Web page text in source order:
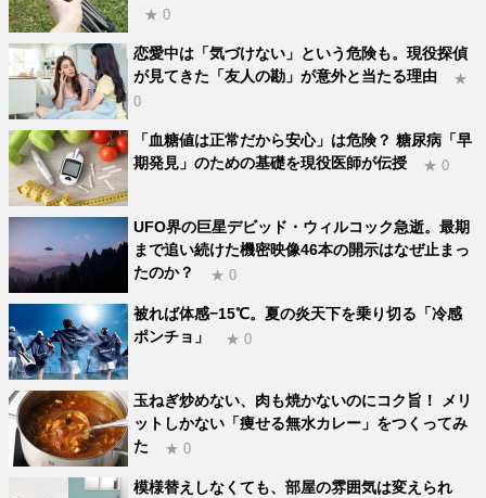
★ 0
恋愛中は「気づけない」という危険も。現役探偵
が見てきた「友人の勘」が意外と当たる理由
★
0
「血糖値は正常だから安心」は危険？ 糖尿病「早
期発見」のための基礎を現役医師が伝授
★ 0
UFO界の巨星デビッド・ウィルコック急逝。最期
まで追い続けた機密映像46本の開示はなぜ止まっ
たのか？
★ 0
被れば体感−15℃。夏の炎天下を乗り切る「冷感
ポンチョ」
★ 0
玉ねぎ炒めない、肉も焼かないのにコク旨！ メリ
ットしかない「痩せる無水カレー」をつくってみ
た
★ 0
模様替えしなくても、部屋の雰囲気は変えられ